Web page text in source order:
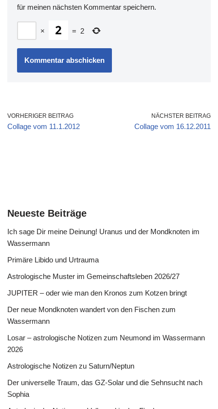
für meinen nächsten Kommentar speichern.
× = 2
VORHERIGER BEITRAG
Collage vom 11.1.2012
NÄCHSTER BEITRAG
Collage vom 16.12.2011
Neueste Beiträge
Ich sage Dir meine Deinung! Uranus und der Mondknoten im
Wassermann
Primäre Libido und Urtrauma
Astrologische Muster im Gemeinschaftsleben 2026/27
JUPITER – oder wie man den Kronos zum Kotzen bringt
Der neue Mondknoten wandert von den Fischen zum
Wassermann
Losar – astrologische Notizen zum Neumond im Wassermann
2026
Astrologische Notizen zu Saturn/Neptun
Der universelle Traum, das GZ-Solar und die Sehnsucht nach
Sophia